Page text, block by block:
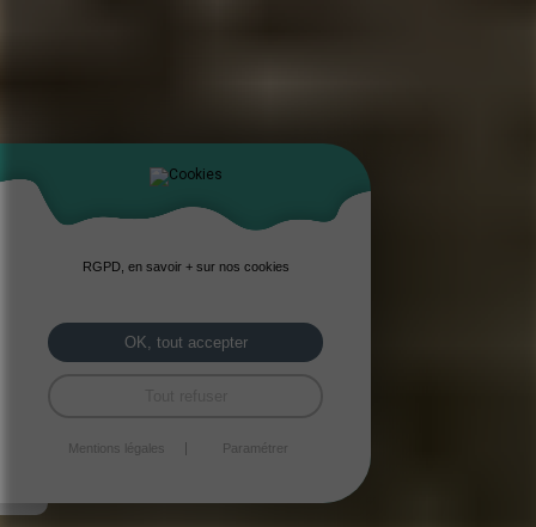
RGPD, en savoir + sur nos cookies
OK, tout accepter
Mentions légales Paramétrer